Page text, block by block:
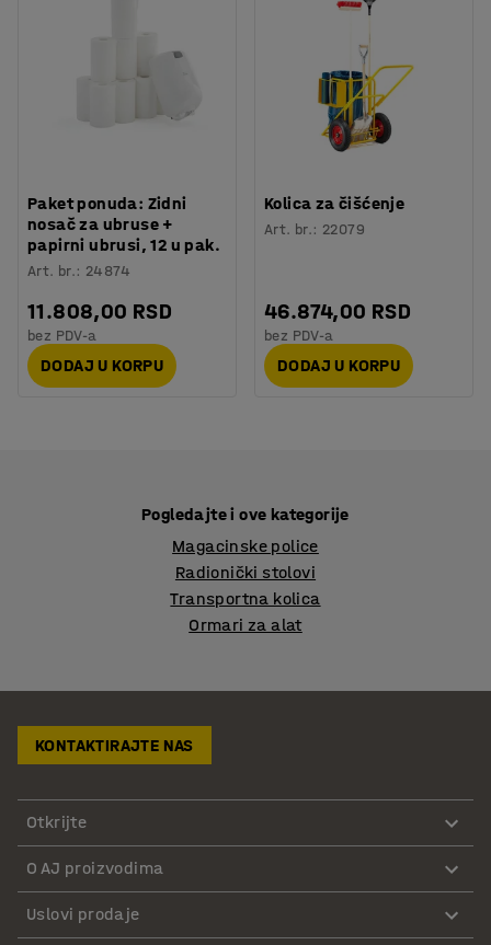
Paket ponuda: Zidni
nosač za ubruse +
papirni ubrusi, 12 u pak.
Art. br.: 24874
11.808,00 RSD
bez PDV-a
DODAJ U KORPU
Kolica za čišćenje
Art. br.: 22079
46.874,00 RSD
bez PDV-a
DODAJ U KORPU
Pogledajte i ove kategorije
Magacinske police
Radionički stolovi
Transportna kolica
Ormari za alat
KONTAKTIRAJTE NAS
Otkrijte
O AJ proizvodima
Uslovi prodaje